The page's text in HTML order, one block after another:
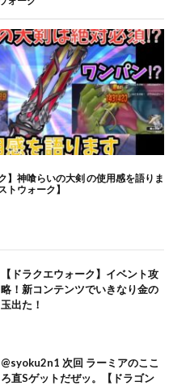
【ドラクエウォーク】イベント攻
略！新コンテンツでいきなり金の
玉出た！
@syoku2n1 次回 ラーミアのここ
ろ直Sゲットだぜッ。【ドラゴン